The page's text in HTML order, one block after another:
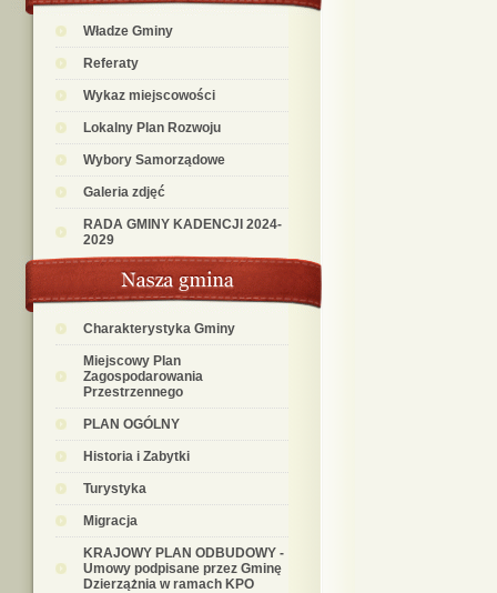
Władze Gminy
Referaty
Wykaz miejscowości
Lokalny Plan Rozwoju
Wybory Samorządowe
Galeria zdjęć
RADA GMINY KADENCJI 2024-
2029
Charakterystyka Gminy
Miejscowy Plan
Zagospodarowania
Przestrzennego
PLAN OGÓLNY
Historia i Zabytki
Turystyka
Migracja
KRAJOWY PLAN ODBUDOWY -
Umowy podpisane przez Gminę
Dzierzążnia w ramach KPO